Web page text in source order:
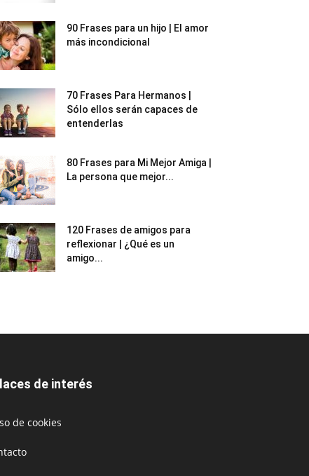
90 Frases para un hijo | El amor
más incondicional
70 Frases Para Hermanos |
Sólo ellos serán capaces de
entenderlas
80 Frases para Mi Mejor Amiga |
La persona que mejor...
120 Frases de amigos para
reflexionar | ¿Qué es un
amigo...
de interés
de cookies